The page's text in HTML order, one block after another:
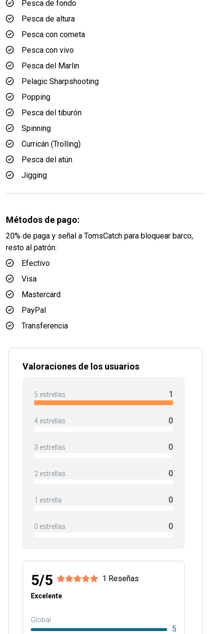
Pesca de fondo
Pesca de altura
Pesca con cometa
Pesca con vivo
Pesca del Marlin
Pelagic Sharpshooting
Popping
Pesca del tiburón
Spinning
Curricán (Trolling)
Pesca del atún
Jigging
Métodos de pago:
20% de paga y señal a TomsCatch para bloquear barco,
resto al patrón:
Efectivo
Visa
Mastercard
PayPal
Transferencia
Valoraciones de los usuarios
5 estrellas 1
4 estrellas 0
3 estrellas 0
2 estrellas 0
1 estrella 0
0 estrellas 0
5/5 1 Reseñas
Excelente
Global
5